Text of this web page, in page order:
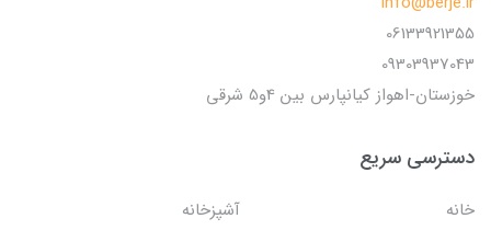
06133921355
09303937043
خوزستان-اهواز کیانپارس بین 4و5 شرقی
دسترسی سریع
خانه
آشپزخانه